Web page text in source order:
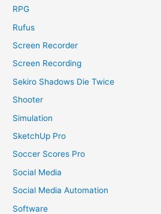
RPG
Rufus
Screen Recorder
Screen Recording
Sekiro Shadows Die Twice
Shooter
Simulation
SketchUp Pro
Soccer Scores Pro
Social Media
Social Media Automation
Software